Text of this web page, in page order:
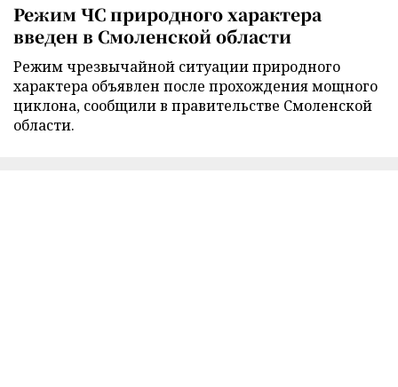
Режим ЧС природного характера
введен в Смоленской области
Режим чрезвычайной ситуации природного
характера объявлен после прохождения мощного
циклона, сообщили в правительстве Смоленской
области.